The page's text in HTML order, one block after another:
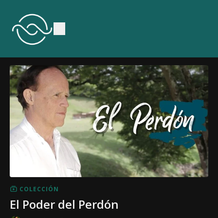
COLECCIÓN
El Poder del Perdón